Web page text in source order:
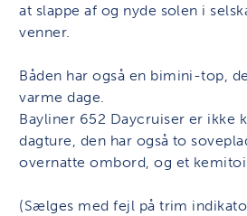
at slappe af og nyde solen i
venner.
Båden har også en bimini-top,
varme dage.
Bayliner 652 Daycruiser er ikke
dagture, den har også to
overnatte ombord, og et
(Sælges med fejl på trim